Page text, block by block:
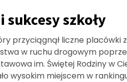
sukcesy szkoły
przyciągnął liczne placówki
w ruchu drogowym
im. Świętej Rodziny w
wysokim miejscem w